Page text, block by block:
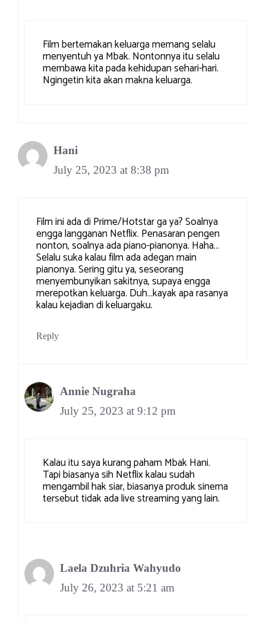
Film bertemakan keluarga memang selalu
menyentuh ya Mbak. Nontonnya itu selalu
membawa kita pada kehidupan sehari-hari.
Ngingetin kita akan makna keluarga.
Hani
July 25, 2023 at 8:38 pm
Film ini ada di Prime/Hotstar ga ya? Soalnya
engga langganan Netflix. Penasaran pengen
nonton, soalnya ada piano-pianonya. Haha…
Selalu suka kalau film ada adegan main
pianonya. Sering gitu ya, seseorang
menyembunyikan sakitnya, supaya engga
merepotkan keluarga. Duh…kayak apa rasanya
kalau kejadian di keluargaku.
Reply
Annie Nugraha
July 25, 2023 at 9:12 pm
Kalau itu saya kurang paham Mbak Hani.
Tapi biasanya sih Netflix kalau sudah
mengambil hak siar, biasanya produk sinema
tersebut tidak ada live streaming yang lain.
Laela Dzuhria Wahyudo
July 26, 2023 at 5:21 am